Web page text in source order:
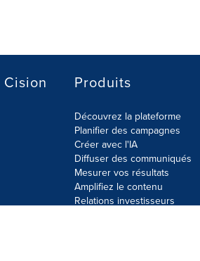
Produits
Découvrez la plateforme
Planifier des campagnes
Créer avec l'IA
Diffuser des communiqués
Mesurer vos résultats
Amplifiez le contenu
Relations investisseurs